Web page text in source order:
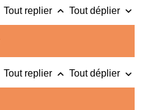
Tout replier keyboard_arrow_up Tout déplier keyboard_arrow_down
Tout replier keyboard_arrow_up Tout déplier keyboard_arrow_down